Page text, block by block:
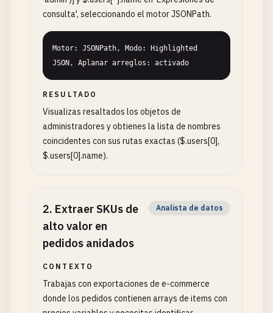
consulta', seleccionando el motor JSONPath.
Motor: JSONPath, Modo: Highlighted
JSON, Aplanar arreglos: activado
RESULTADO
Visualizas resaltados los objetos de
administradores y obtienes la lista de nombres
coincidentes con sus rutas exactas ($.users[0],
$.users[0].name).
2. Extraer SKUs de
alto valor en
pedidos anidados
Analista de datos
CONTEXTO
Trabajas con exportaciones de e-commerce
donde los pedidos contienen arrays de items con